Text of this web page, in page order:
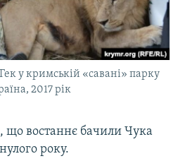
у кримській «савані» парку
2017 рік
востаннє бачили Чука
року.